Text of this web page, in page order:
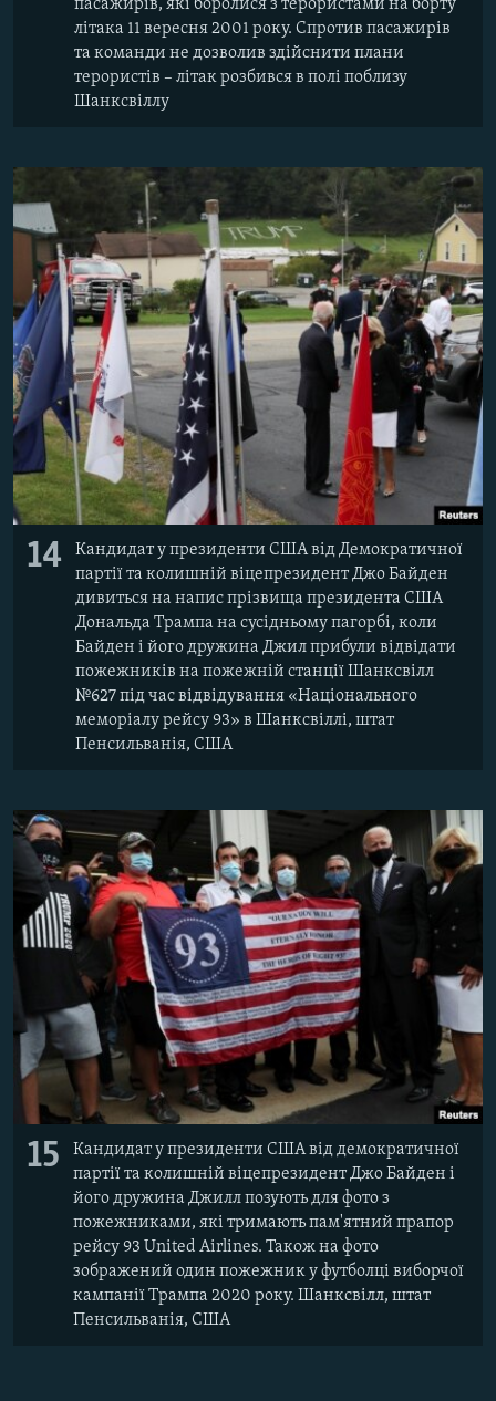
пасажирів, які боролися з терористами на борту
літака 11 вересня 2001 року. Спротив пасажирів
та команди не дозволив здійснити плани
терористів – літак розбився в полі поблизу
Шанксвіллу
14
Кандидат у президенти США від Демократичної
партії та колишній віцепрезидент Джо Байден
дивиться на напис прізвища президента США
Дональда Трампа на сусідньому пагорбі, коли
Байден і його дружина Джил прибули відвідати
пожежників на пожежній станції Шанксвілл
№627 під час відвідування «Національного
меморіалу рейсу 93» в Шанксвіллі, штат
Пенсильванія, США
15
Кандидат у президенти США від демократичної
партії та колишній віцепрезидент Джо Байден і
його дружина Джилл позують для фото з
пожежниками, які тримають пам'ятний прапор
рейсу 93 United Airlines. Також на фото
зображений один пожежник у футболці виборчої
кампанії Трампа 2020 року. Шанксвілл, штат
Пенсильванія, США